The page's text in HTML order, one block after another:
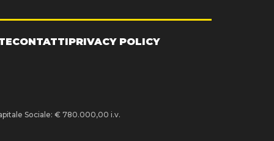
CONTATTIPRIVACY POLICY
Sociale: € 780.000,00 i.v.